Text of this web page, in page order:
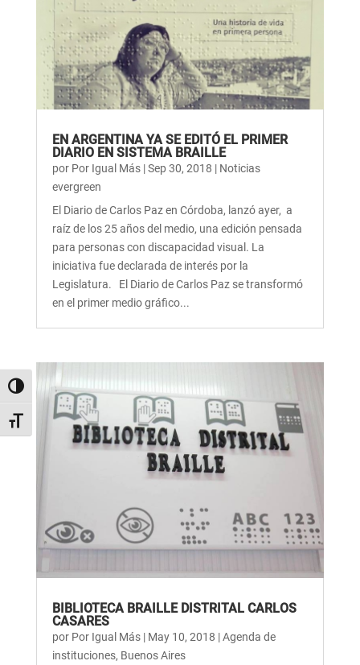
Alternar alto contraste
Alternar tamaño de letra
EN ARGENTINA YA SE EDITÓ EL PRIMER
DIARIO EN SISTEMA BRAILLE
por Por Igual Más|Sep 30, 2018 | Noticias
evergreen
El Diario de Carlos Paz en Córdoba, lanzó ayer, a
raíz de los 25 años del medio, una edición pensada
para personas con discapacidad visual. La
iniciativa fue declarada de interés por la
Legislatura. El Diario de Carlos Paz se transformó
en el primer medio gráfico...
BIBLIOTECA BRAILLE DISTRITAL CARLOS
CASARES
por Por Igual Más| May 10, 2018 |Agenda de
instituciones, Buenos Aires